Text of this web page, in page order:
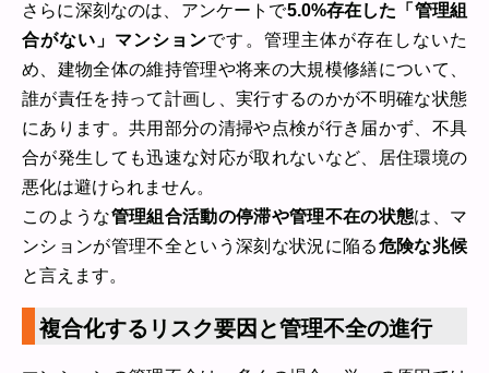
さらに深刻なのは、アンケートで5.0%存在した「管理組
合がない」マンションです。管理主体が存在しないた
め、建物全体の維持管理や将来の大規模修繕について、
誰が責任を持って計画し、実行するのかが不明確な状態
にあります。共用部分の清掃や点検が行き届かず、不具
合が発生しても迅速な対応が取れないなど、居住環境の
悪化は避けられません。
このような管理組合活動の停滞や管理不在の状態は、マ
ンションが管理不全という深刻な状況に陥る危険な兆候
と言えます。
複合化するリスク要因と管理不全の進行